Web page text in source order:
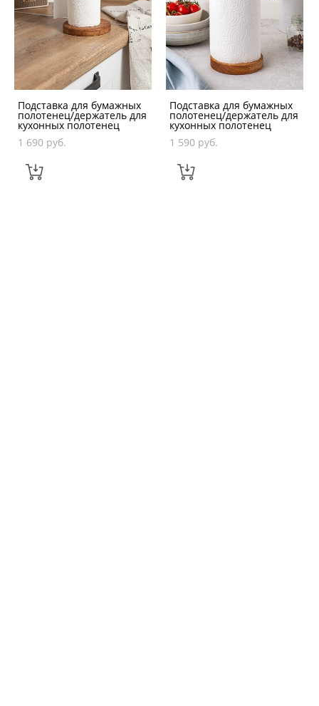
Подставка для бумажных
полотенец/держатель для
кухонных полотенец
1 690 pуб.
Подставка для бумажных
полотенец/держатель для
кухонных полотенец
1 590 pуб.